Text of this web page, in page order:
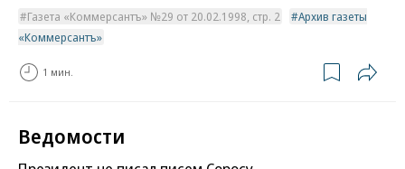
Газета «Коммерсантъ» №29 от 20.02.1998, стр. 2
Архив газеты
«Коммерсантъ»
1 мин.
Ведомости